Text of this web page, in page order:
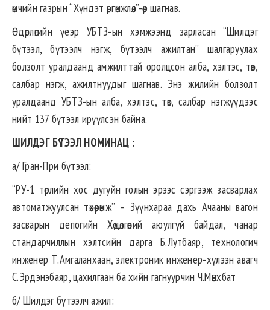
өмчийн газрын “Хүндэт өргөмжлөл”-өөр шагнав.
Өдөрлөгийн үеэр УБТЗ-ын хэмжээнд зарласан “Шилдэг
бүтээл, бүтээлч нэгж, бүтээлч ажилтан” шалгаруулах
болзолт уралдаанд амжилттай оролцсон алба, хэлтэс, төв,
салбар нэгж, ажилтнуудыг шагнав. Энэ жилийн болзолт
уралдаанд УБТЗ-ын алба, хэлтэс, төв, салбар нэгжүүдээс
нийт 137 бүтээл ирүүлсэн байна.
ШИЛДЭГ БҮТЭЭЛ НОМИНАЦ :
а/ Гран-При бүтээл:
“РУ-1 төрлийн хос дугуйн голын эрээс сэргээж засварлах
автоматжуулсан төхөөрөмж” – Зүүнхараа дахь Ачааны вагон
засварын депогийн Хөдөлгөөний аюулгүй байдал, чанар
стандарчиллын хэлтсийн дарга Б.Лутбаяр, технологич
инженер Т.Амгаланхаан, электроник инженер-хүлээн авагч
С.Эрдэнэбаяр, цахилгаан ба хийн гагнуурчин Ч.Мөнхбат
б/ Шилдэг бүтээлч ажил: